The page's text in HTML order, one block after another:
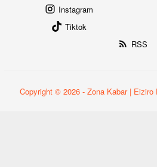
Instagram
Tiktok
RSS
Copyright © 2026 - Zona Kabar |